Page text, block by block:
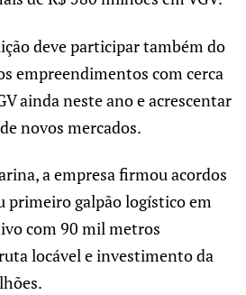
deve participar também do
empreendimentos com cerca
ainda neste ano e acrescentar
novos mercados.
a empresa firmou acordos
primeiro galpão logístico em
com 90 mil metros
locável e investimento da